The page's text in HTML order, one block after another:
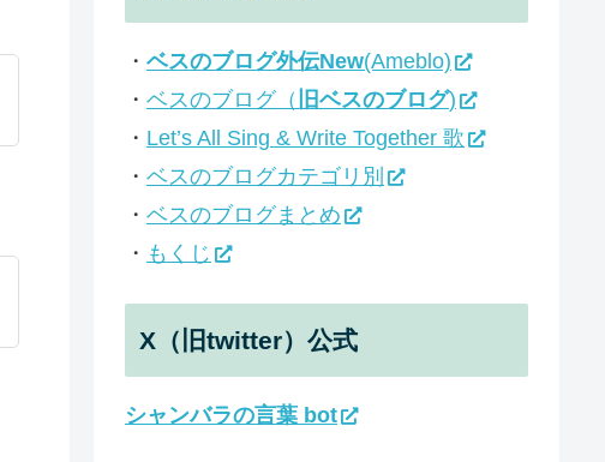
・ ベスのブログ外伝New(Ameblo)
・ ベスのブログ（ 旧ベスのブログ)
・ Let’s All Sing & Write Together 歌
・ ベスのブログカテゴリ別
・ ベスのブログまとめ
・ もくじ
X（旧twitter）公式
シャンバラの言葉 bot